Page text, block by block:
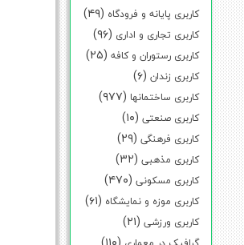
کاربری پایانه و فرودگاه (۴۹)
کاربری تجاری و اداری (۹۶)
کاربری رستوران و کافه (۲۵)
کاربری زندان (۶)
کاربری ساختمانها (۹۷۷)
کاربری صنعتی (۱۰)
کاربری فرهنگی (۲۹)
کاربری مذهبی (۳۲)
کاربری مسکونی (۴۷۰)
کاربری موزه و نمایشگاه (۶۱)
کاربری ورزشی (۲۱)